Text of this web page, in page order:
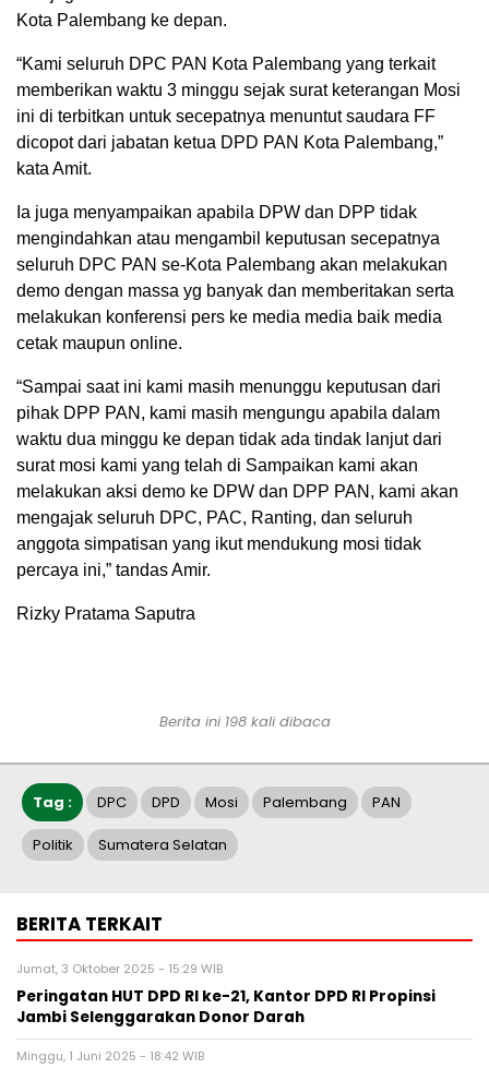
Kota Palembang ke depan.
“Kami seluruh DPC PAN Kota Palembang yang terkait
memberikan waktu 3 minggu sejak surat keterangan Mosi
ini di terbitkan untuk secepatnya menuntut saudara FF
dicopot dari jabatan ketua DPD PAN Kota Palembang,”
kata Amit.
Ia juga menyampaikan apabila DPW dan DPP tidak
mengindahkan atau mengambil keputusan secepatnya
seluruh DPC PAN se-Kota Palembang akan melakukan
demo dengan massa yg banyak dan memberitakan serta
melakukan konferensi pers ke media media baik media
cetak maupun online.
“Sampai saat ini kami masih menunggu keputusan dari
pihak DPP PAN, kami masih mengungu apabila dalam
waktu dua minggu ke depan tidak ada tindak lanjut dari
surat mosi kami yang telah di Sampaikan kami akan
melakukan aksi demo ke DPW dan DPP PAN, kami akan
mengajak seluruh DPC, PAC, Ranting, dan seluruh
anggota simpatisan yang ikut mendukung mosi tidak
percaya ini,” tandas Amir.
Rizky Pratama Saputra
Berita ini 198 kali dibaca
Tag : DPC DPD Mosi Palembang PAN
Politik Sumatera Selatan
BERITA TERKAIT
Jumat, 3 Oktober 2025 - 15:29 WIB
Peringatan HUT DPD RI ke-21, Kantor DPD RI Propinsi
Jambi Selenggarakan Donor Darah
Minggu, 1 Juni 2025 - 18:42 WIB